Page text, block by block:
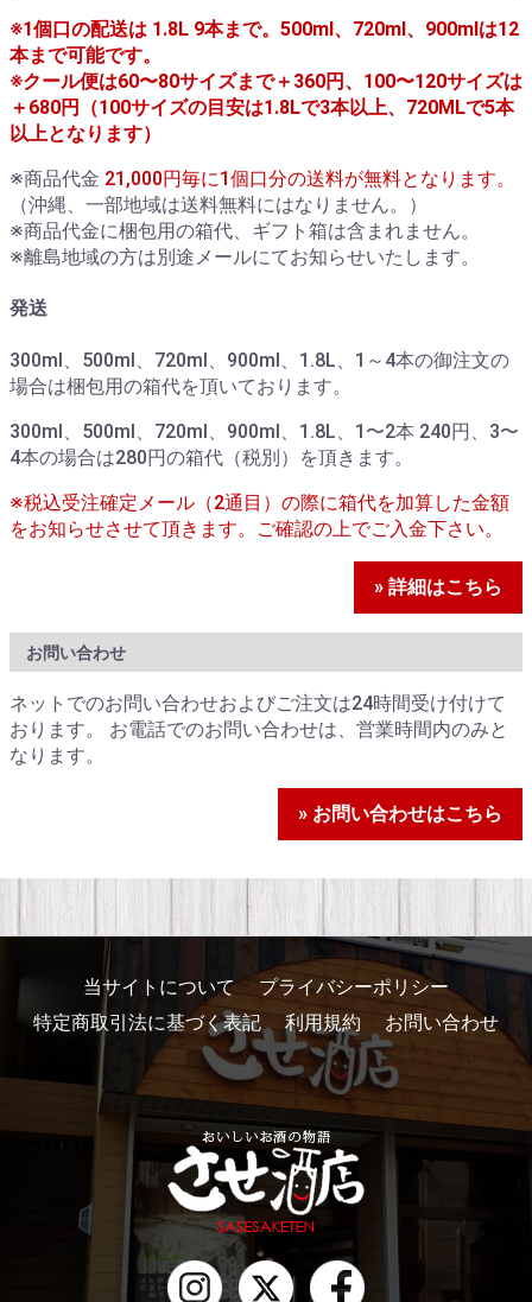
※1個口の配送は 1.8L 9本まで。500ml、720ml、900mlは12
本まで可能です。
※クール便は60〜80サイズまで＋360円、100〜120サイズは
＋680円（100サイズの目安は1.8Lで3本以上、720MLで5本
以上となります）
※商品代金 21,000円毎に1個口分の送料が無料となります。
（沖縄、一部地域は送料無料にはなりません。）
※商品代金に梱包用の箱代、ギフト箱は含まれません。
※離島地域の方は別途メールにてお知らせいたします。
発送
300ml、500ml、720ml、900ml、1.8L、1～4本の御注文の
場合は梱包用の箱代を頂いております。
300ml、500ml、720ml、900ml、1.8L、1〜2本 240円、3〜
4本の場合は280円の箱代（税別）を頂きます。
※税込受注確定メール（2通目）の際に箱代を加算した金額
をお知らせさせて頂きます。ご確認の上でご入金下さい。
» 詳細はこちら
お問い合わせ
ネットでのお問い合わせおよびご注文は24時間受け付けて
おります。 お電話でのお問い合わせは、営業時間内のみと
なります。
» お問い合わせはこちら
当サイトについて
プライバシーポリシー
特定商取引法に基づく表記
利用規約 お問い合わせ